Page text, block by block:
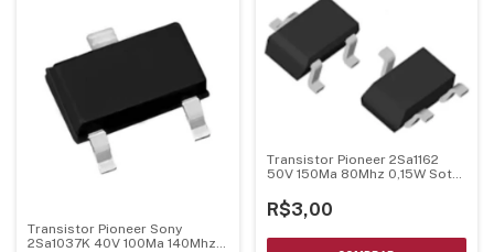
Transistor Pioneer Sony
2Sa1037K 40V 100Ma 140Mhz
Transistor Pioneer 2Sa1162
50V 150Ma 80Mhz 0,15W Sot-
R$3,00